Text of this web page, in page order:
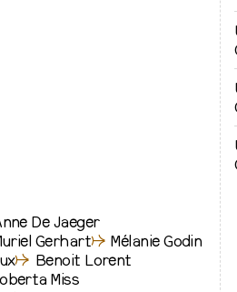
De Jaeger
Gerhart↛ Mélanie Godin
↛ Benoit Lorent
Miss